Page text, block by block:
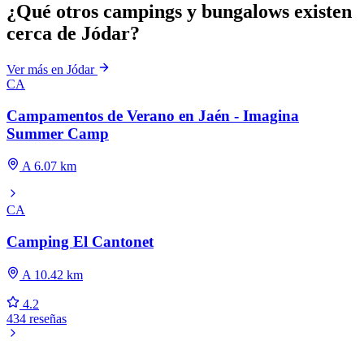
¿Qué otros campings y bungalows existen
cerca de Jódar?
Ver más en Jódar
CA
Campamentos de Verano en Jaén - Imagina
Summer Camp
A 6.07 km
CA
Camping El Cantonet
A 10.42 km
4.2
434 reseñas